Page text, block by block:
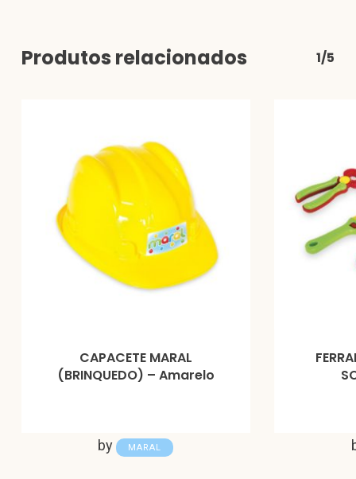
Produtos relacionados 1/5
CAPACETE MARAL
(BRINQUEDO) – Amarelo
by MARAL